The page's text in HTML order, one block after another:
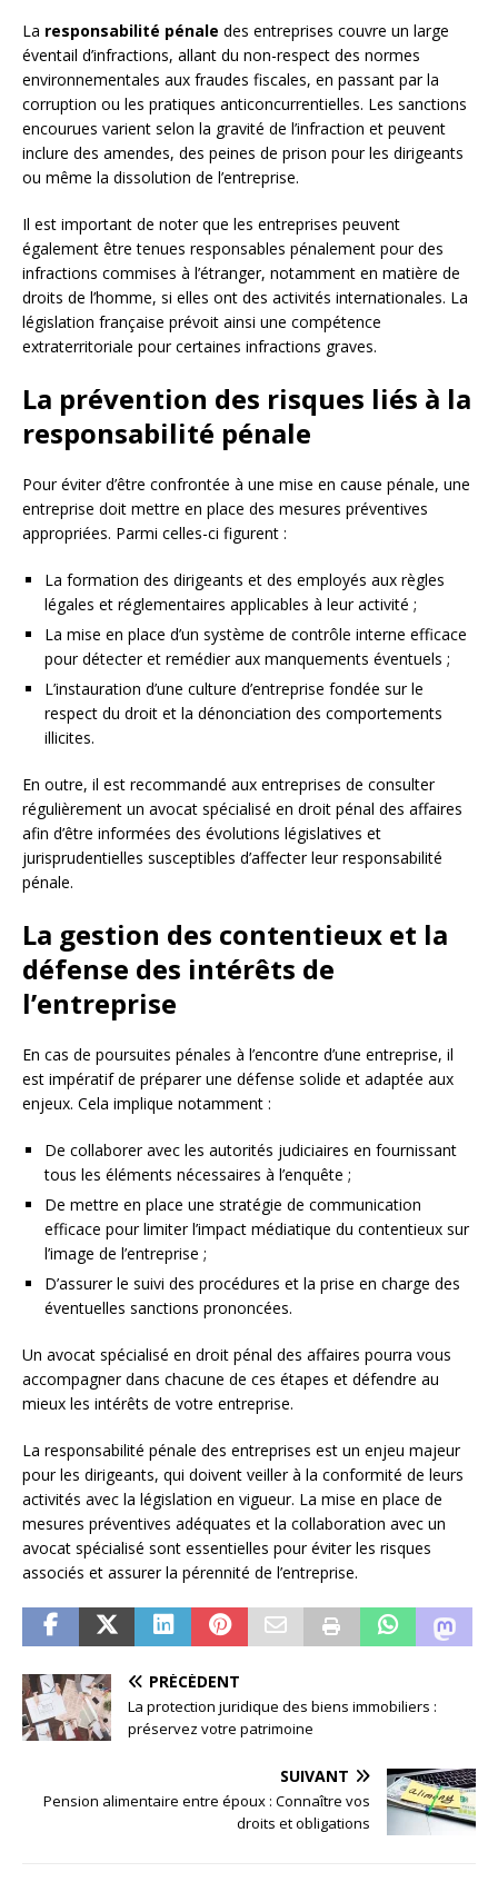
La responsabilité pénale des entreprises couvre un large
éventail d’infractions, allant du non-respect des normes
environnementales aux fraudes fiscales, en passant par la
corruption ou les pratiques anticoncurrentielles. Les sanctions
encourues varient selon la gravité de l’infraction et peuvent
inclure des amendes, des peines de prison pour les dirigeants
ou même la dissolution de l’entreprise.
Il est important de noter que les entreprises peuvent
également être tenues responsables pénalement pour des
infractions commises à l’étranger, notamment en matière de
droits de l’homme, si elles ont des activités internationales. La
législation française prévoit ainsi une compétence
extraterritoriale pour certaines infractions graves.
La prévention des risques liés à la
responsabilité pénale
Pour éviter d’être confrontée à une mise en cause pénale, une
entreprise doit mettre en place des mesures préventives
appropriées. Parmi celles-ci figurent :
La formation des dirigeants et des employés aux règles
légales et réglementaires applicables à leur activité ;
La mise en place d’un système de contrôle interne efficace
pour détecter et remédier aux manquements éventuels ;
L’instauration d’une culture d’entreprise fondée sur le
respect du droit et la dénonciation des comportements
illicites.
En outre, il est recommandé aux entreprises de consulter
régulièrement un avocat spécialisé en droit pénal des affaires
afin d’être informées des évolutions législatives et
jurisprudentielles susceptibles d’affecter leur responsabilité
pénale.
La gestion des contentieux et la
défense des intérêts de
l’entreprise
En cas de poursuites pénales à l’encontre d’une entreprise, il
est impératif de préparer une défense solide et adaptée aux
enjeux. Cela implique notamment :
De collaborer avec les autorités judiciaires en fournissant
tous les éléments nécessaires à l’enquête ;
De mettre en place une stratégie de communication
efficace pour limiter l’impact médiatique du contentieux sur
l’image de l’entreprise ;
D’assurer le suivi des procédures et la prise en charge des
éventuelles sanctions prononcées.
Un avocat spécialisé en droit pénal des affaires pourra vous
accompagner dans chacune de ces étapes et défendre au
mieux les intérêts de votre entreprise.
La responsabilité pénale des entreprises est un enjeu majeur
pour les dirigeants, qui doivent veiller à la conformité de leurs
activités avec la législation en vigueur. La mise en place de
mesures préventives adéquates et la collaboration avec un
avocat spécialisé sont essentielles pour éviter les risques
associés et assurer la pérennité de l’entreprise.
PRÉCÉDENT
La protection juridique des biens immobiliers :
préservez votre patrimoine
SUIVANT
Pension alimentaire entre époux : Connaître vos
droits et obligations